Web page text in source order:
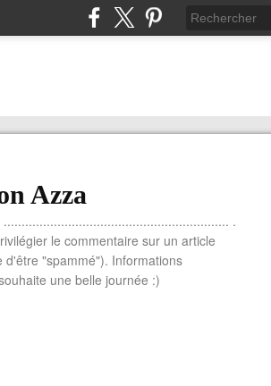
Azza
.
le commentaire sur un article
d'être "spammé"). Informations
une belle journée :)